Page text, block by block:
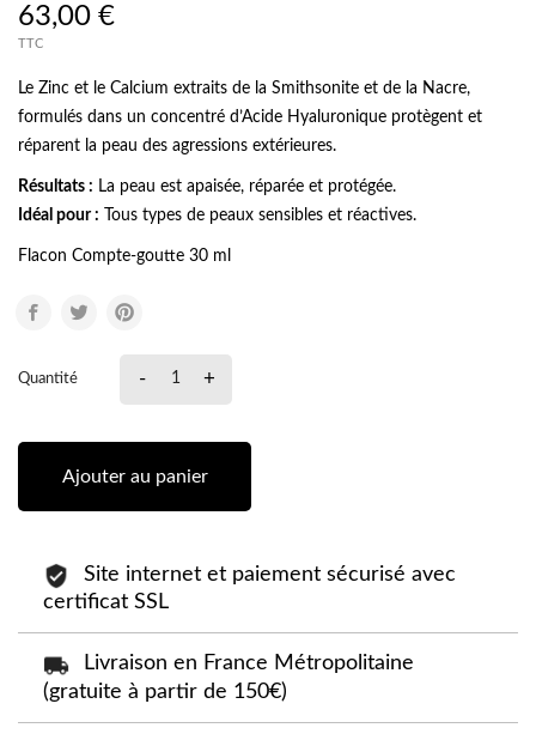
63,00 €
TTC
Le Zinc et le Calcium extraits de la Smithsonite et de la Nacre,
formulés dans un concentré d’Acide Hyaluronique protègent et
réparent la peau des agressions extérieures.
Résultats : La peau est apaisée, réparée et protégée.
Idéal pour :
Tous types de peaux sensibles et réactives.
Flacon Compte-goutte 30 ml
Quantité - +
Ajouter au panier
Site internet et paiement sécurisé avec
certificat SSL
Livraison en France Métropolitaine
(gratuite à partir de 150€)